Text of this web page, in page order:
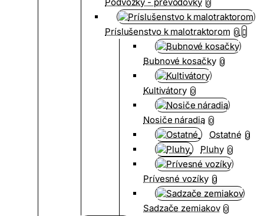
0
Príslušenstvo k malotraktorom 0
Bubnové kosačky 0
Kultivátory 0
Nosiče náradia 0
Ostatné 0
Pluhy 0
Prívesné vozíky 0
Sadzače zemiakov 0